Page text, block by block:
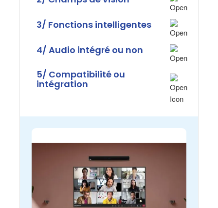
3/ Fonctions intelligentes
4/ Audio intégré ou non
5/ Compatibilité ou
intégration